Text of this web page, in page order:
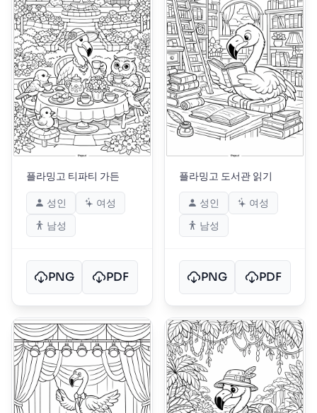
플라밍고 티파티 가든
성인
여성
남성
PNG PDF
플라밍고 도서관 읽기
성인
여성
남성
PNG PDF